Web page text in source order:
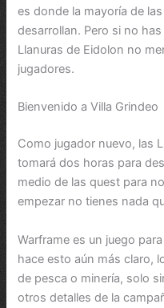
es donde la mayoría de
desarrollan. Pero si no
Llanuras de Eidolon no
jugadores.
Bienvenido a Villa Grindeo
Como jugador nuevo, las
tomará dos horas para
medio de las quest para
empezar no tienes nada
Warframe es un juego
hace esto aún más claro,
de pesca o minería, solo
otros detalles de la